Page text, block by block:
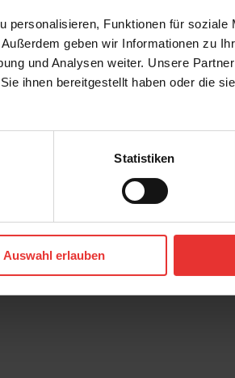
personalisieren, Funktionen für soziale
geben wir Informationen zu
und Analysen weiter. Unsere
ihnen bereitgestellt haben oder die
Statistiken
Auswahl erlauben
KERMOS
Flakestone
60 x 60 cm
greige - matt